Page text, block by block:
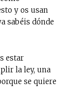
y os usan
sabéis dónde
estar
la ley, una
se quiere